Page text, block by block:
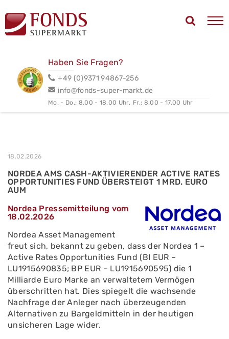
Haben Sie Fragen?
+49 (0)9371 94867-256
info@fonds-super-markt.de
Mo. - Do.: 8.00 - 18.00 Uhr, Fr.: 8.00 - 17.00 Uhr
18.02.2026
NORDEA AMS CASH-AKTIVIERENDER ACTIVE RATES
OPPORTUNITIES FUND ÜBERSTEIGT 1 MRD. EURO
AUM
Nordea Pressemitteilung vom
18.02.2026
Nordea Asset Management
freut sich, bekannt zu geben, dass der Nordea 1 –
Active Rates Opportunities Fund (BI EUR –
LU1915690835; BP EUR – LU1915690595) die 1
Milliarde Euro Marke an verwaltetem Vermögen
überschritten hat. Dies spiegelt die wachsende
Nachfrage der Anleger nach überzeugenden
Alternativen zu Bargeldmitteln in der heutigen
unsicheren Lage wider.